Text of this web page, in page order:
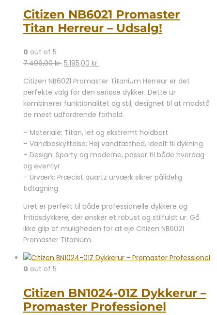
Citizen NB6021 Promaster
Titan Herreur – Udsalg!
0 out of 5
7.499,00kr. Den
pris
var:
7.499,00 kr..
5.195,00 kr.
pris
er:
5.195,00 kr..
Citizen NB6021 Promaster Titanium Herreur er det
perfekte valg for den seriøse dykker. Dette ur
kombinerer funktionalitet og stil, designet til at modstå
de mest udfordrende forhold.
– Materiale: Titan, let og ekstremt holdbart
– Vandbeskyttelse: Høj vandtæthed, ideelt til dykning
– Design: Sporty og moderne, passer til både hverdag
og eventyr
– Urværk: Præcist quartz urværk sikrer pålidelig
tidtagning
Uret er perfekt til både professionelle dykkere og
fritidsdykkere, der ønsker et robust og stilfuldt ur. Gå
ikke glip af muligheden for at eje Citizen NB6021
Promaster Titanium.
0 out of 5
Citizen BN1024-01Z Dykkerur –
Promaster Professionel